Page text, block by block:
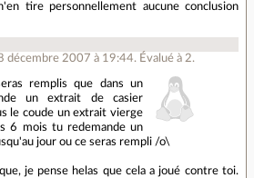
tire personnellement aucune conclusion
décembre 2007 à 19:44. Évalué à 2.
remplis que dans un
un extrait de casier
le coude un extrait vierge
6 mois tu redemande un
jour ou ce seras rempli /o\
je pense helas que cela a joué contre toi.